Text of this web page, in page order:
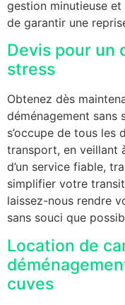
gestion minutieuse
de garantir une
Devis pour un
stress
Obtenez dès
déménagement sans
s’occupe de tous les
transport, en veillant
d’un service fiable,
simplifier votre
laissez-nous rendre
sans souci que
Location de
cuves